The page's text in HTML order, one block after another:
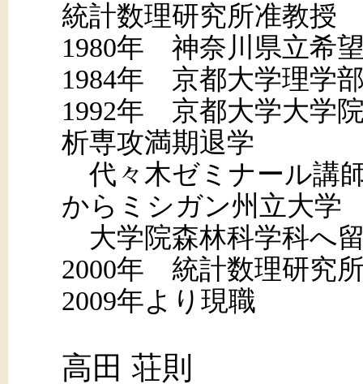
統計数理研究所准教授
1980年 神奈川県立希
1984年 京都大学理学
1992年 京都大学大学
析専攻満期退学
代々木ゼミナール講
からミシガン州立大学
大学院森林科学科へ
2000年 統計数理研究
2009年より現職
高田 荘則